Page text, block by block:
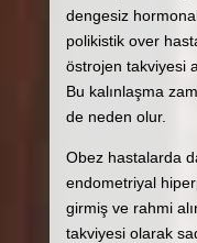
dengesiz
polikistik over
östrojen takviyesi
Bu kalınlaşma
de neden olur.
Obez hastalarda
endometriyal
girmiş ve rahmi
takviyesi olarak